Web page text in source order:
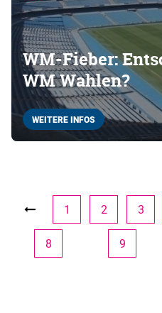
WM-Fieber:
WM Wahlen?
WEITERE INFOS
1 2 3
8 9